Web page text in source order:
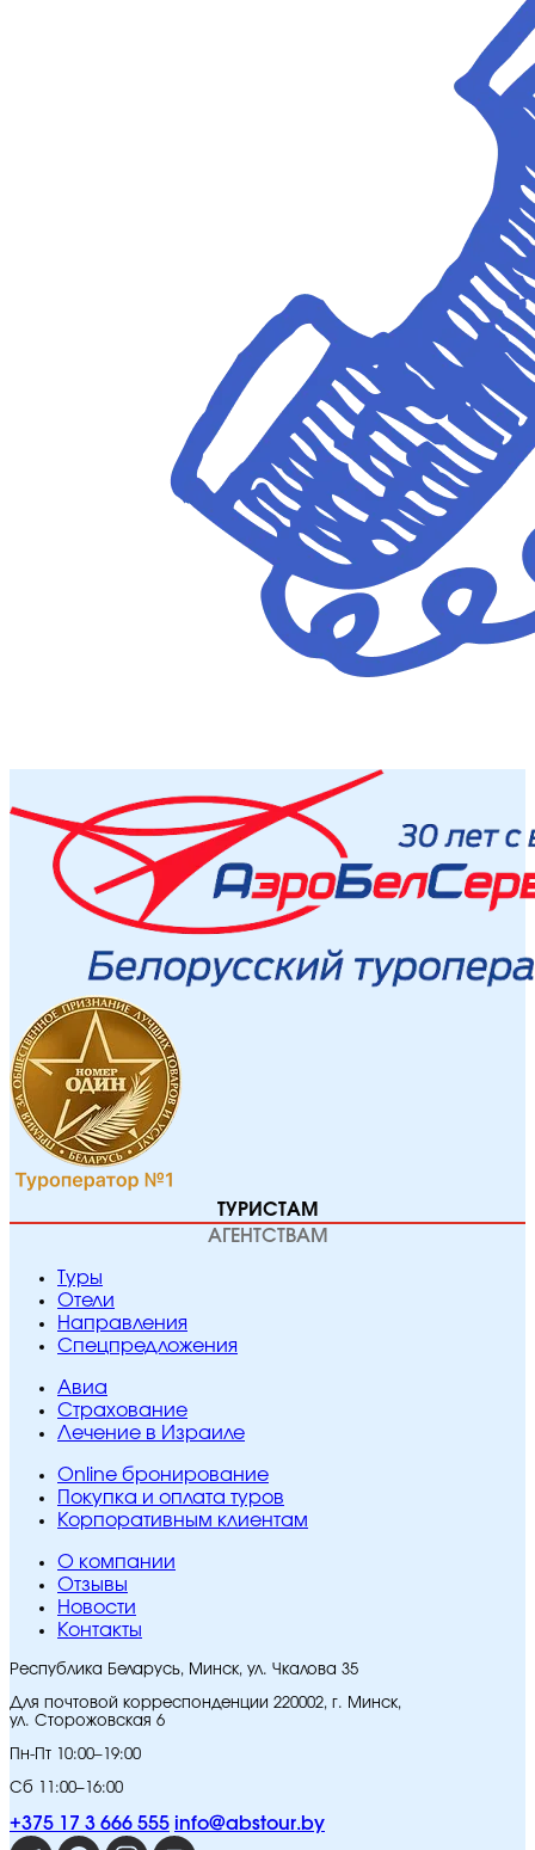
ТУРИСТАМ
АГЕНТСТВАМ
Туры
Отели
Направления
Спецпредложения
Авиа
Страхование
Лечение в Израиле
Online бронирование
Покупка и оплата туров
Корпоративным клиентам
O компании
Отзывы
Новости
Контакты
Республика Беларусь, Минск, ул. Чкалова 35
Для почтовой корреспонденции 220002, г. Минск,
ул. Сторожовская 6
Пн-Пт 10:00–19:00
Сб 11:00–16:00
+375 17 3 666 555 info@abstour.by